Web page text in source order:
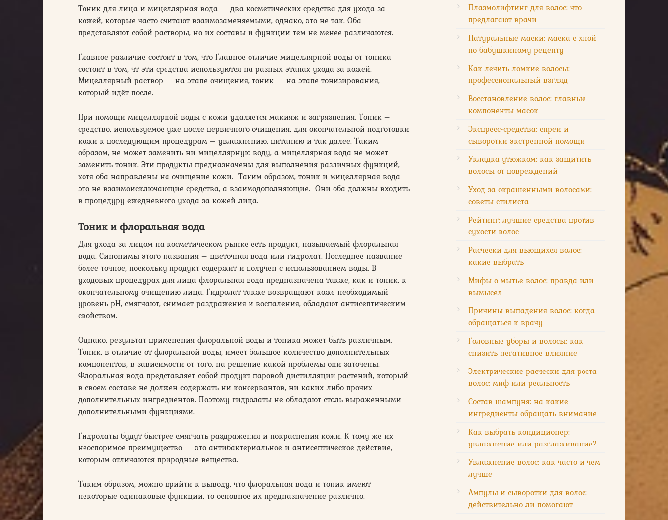
Тоник для лица и мицеллярная вода — два косметических средства для ухода за
кожей, которые часто считают взаимозаменяемыми, однако, это не так. Оба
представляют собой растворы, но их составы и функции тем не менее различаются.
Главное различие состоит в том, что Главное отличие мицеллярной воды от тоника
состоит в том, чт эти средства используются на разных этапах ухода за кожей.
Мицеллярный раствор — на этапе очищения, тоник — на этапе тонизирования,
который идёт после.
При помощи мицеллярной воды с кожи удаляется макияж и загрязнения. Тоник –
средство, используемое уже после первичного очищения, для окончательной подготовки
кожи к последующим процедурам – увлажнению, питанию и так далее. Таким
образом, не может заменить ни мицеллярную воду, а мицеллярная вода не может
заменить тоник. Эти продукты предназначены для выполнения различных функций,
хотя оба направлены на очищение кожи. Таким образом, тоник и мицеллярная вода –
это не взаимоисключающие средства, а взаимодополняющие. Они оба должны входить
в процедуру ежедневного ухода за кожей лица.
Тоник и флоральная вода
Для ухода за лицом на косметическом рынке есть продукт, называемый флоральная
вода. Синонимы этого названия – цветочная вода или гидролат. Последнее название
более точное, поскольку продукт содержит и получен с использованием воды. В
уходовых процедурах для лица флоральная вода предназначена также, как и тоник, к
окончательному очищению лица. Гидролат также возвращают коже необходимый
уровень pH, смягчают, снимает раздражения и воспаления, обладают антисептическим
свойством.
Однако, результат применения флоральной воды и тоника может быть различным.
Тоник, в отличие от флоральной воды, имеет большое количество дополнительных
компонентов, в зависимости от того, на решение какой проблемы они заточены.
Флоральная вода представляет собой продукт паровой дистилляции растений, который
в своем составе не должен содержать ни консервантов, ни каких-либо прочих
дополнительных ингредиентов. Поэтому гидролаты не обладают столь выраженными
дополнительными функциями.
Гидролаты будут быстрее смягчать раздражения и покраснения кожи. К тому же их
неоспоримое преимущество — это антибактериальное и антисептическое действие,
которым отличаются природные вещества.
Таким образом, можно прийти к выводу, что флоральная вода и тоник имеют
некоторые одинаковые функции, то основное их предназначение различно.
Плазмолифтинг для волос: что
предлагают врачи
Натуральные маски: маска с хной
по бабушкиному рецепту
Как лечить ломкие волосы:
профессиональный взгляд
Восстановление волос: главные
компоненты масок
Экспресс-средства: спреи и
сыворотки экстренной помощи
Укладка утюжком: как защитить
волосы от повреждений
Уход за окрашенными волосами:
советы стилиста
Рейтинг: лучшие средства против
сухости волос
Расчески для вьющихся волос:
какие выбрать
Мифы о мытье волос: правда или
вымысел
Причины выпадения волос: когда
обращаться к врачу
Головные уборы и волосы: как
снизить негативное влияние
Электрические расчески для роста
волос: миф или реальность
Состав шампуня: на какие
ингредиенты обращать внимание
Как выбрать кондиционер:
увлажнение или разглаживание?
Увлажнение волос: как часто и чем
лучше
Ампулы и сыворотки для волос:
действительно ли помогают